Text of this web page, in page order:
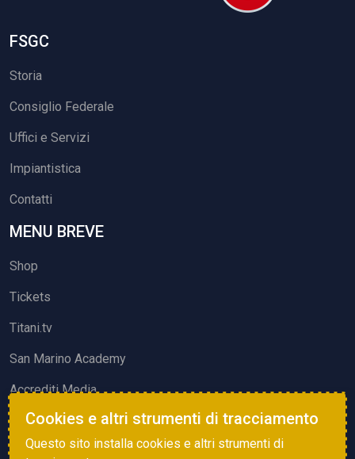
FSGC
Storia
Consiglio Federale
Uffici e Servizi
Impiantistica
Contatti
MENU BREVE
Shop
Tickets
Titani.tv
San Marino Academy
Accrediti Media
ATTIVITÀ ED EVENTI
Cookies e altri strumenti di tracciamento
Questo sito installa cookies e altri strumenti di